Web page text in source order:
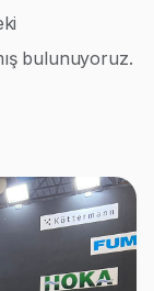
bulunuyoruz.